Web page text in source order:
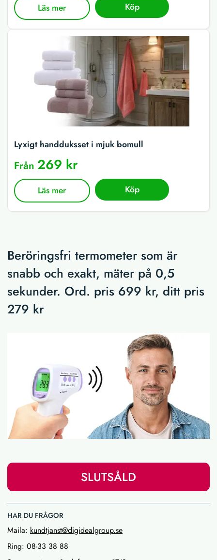
Läs mer Köp
Lyxigt handduksset i mjuk bomull
Från 269 kr
Läs mer Köp
Beröringsfri termometer som är
snabb och exakt, mäter på 0,5
sekunder. Ord. pris 699 kr, ditt pris
279 kr
SLUTSÅLD
HAR DU FRÅGOR
Maila: kundtjanst@digidealgroup.se
Ring: 08-33 38 88